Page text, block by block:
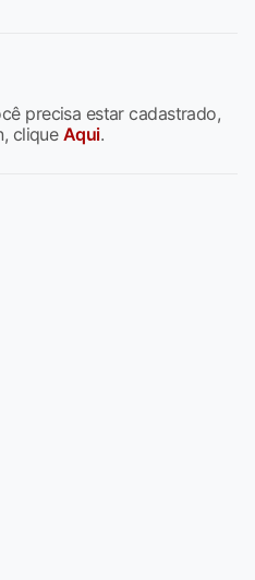
precisa estar cadastrado,
clique Aqui.